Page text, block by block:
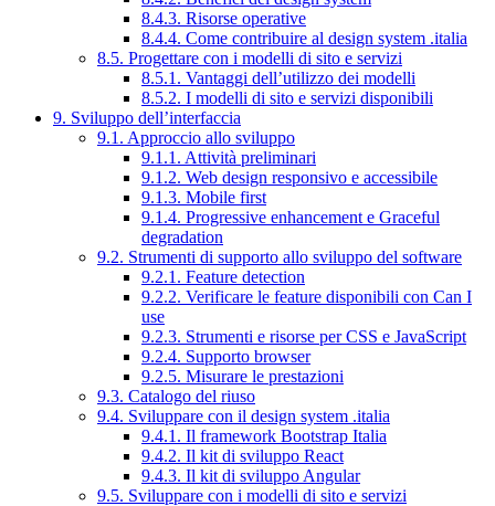
8.4.3. Risorse operative
8.4.4. Come contribuire al design system .italia
8.5. Progettare con i modelli di sito e servizi
8.5.1. Vantaggi dell’utilizzo dei modelli
8.5.2. I modelli di sito e servizi disponibili
9. Sviluppo dell’interfaccia
9.1. Approccio allo sviluppo
9.1.1. Attività preliminari
9.1.2. Web design responsivo e accessibile
9.1.3. Mobile first
9.1.4. Progressive enhancement e Graceful
degradation
9.2. Strumenti di supporto allo sviluppo del software
9.2.1. Feature detection
9.2.2. Verificare le feature disponibili con Can I
use
9.2.3. Strumenti e risorse per CSS e JavaScript
9.2.4. Supporto browser
9.2.5. Misurare le prestazioni
9.3. Catalogo del riuso
9.4. Sviluppare con il design system .italia
9.4.1. Il framework Bootstrap Italia
9.4.2. Il kit di sviluppo React
9.4.3. Il kit di sviluppo Angular
9.5. Sviluppare con i modelli di sito e servizi